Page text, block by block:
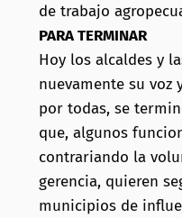
de trabajo
PARA TERMINAR
Hoy los alcaldes y
nuevamente su voz
por todas, se
que, algunos
contrariando la
gerencia, quieren
municipios de